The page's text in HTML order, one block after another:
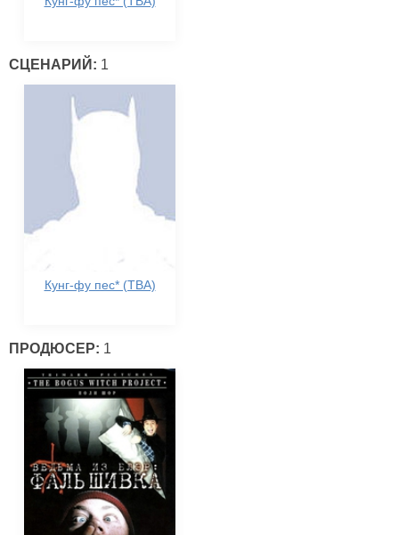
СЦЕНАРИЙ: 1
Кунг-фу пес* (TBA)
ПРОДЮСЕР: 1